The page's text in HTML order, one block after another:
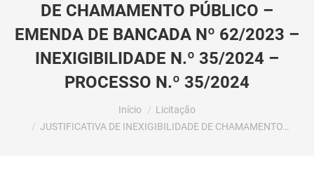
DE CHAMAMENTO PÚBLICO –
EMENDA DE BANCADA Nº 62/2023 –
INEXIGIBILIDADE N.º 35/2024 –
PROCESSO N.º 35/2024
Início
Licitação
JUSTIFICATIVA DE INEXIGIBILIDADE DE CHAMAMENTO…